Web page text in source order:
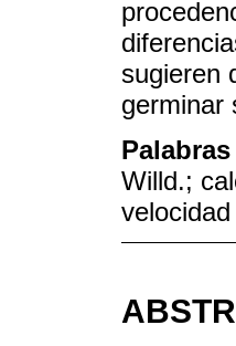
sugieren
germinar
Willd.;